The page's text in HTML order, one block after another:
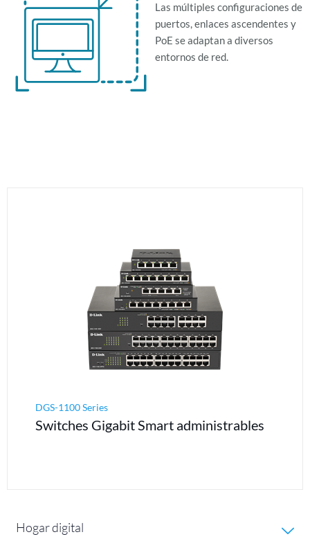
Las múltiples configuraciones de
puertos, enlaces ascendentes y
PoE se adaptan a diversos
entornos de red.
DGS-1100 Series
Switches Gigabit Smart administrables
Hogar digital